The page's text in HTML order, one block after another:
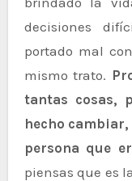
decisiones
portado mal
mismo trato.
tantas cosas,
hecho
persona que
piensas que es